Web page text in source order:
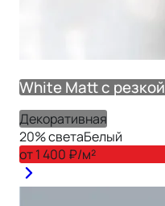
White Matt с резкой
Декоративная
20% светаБелый
от1 400 ₽/м²